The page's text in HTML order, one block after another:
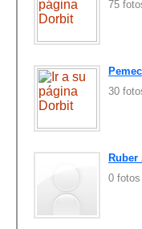
75
30
0